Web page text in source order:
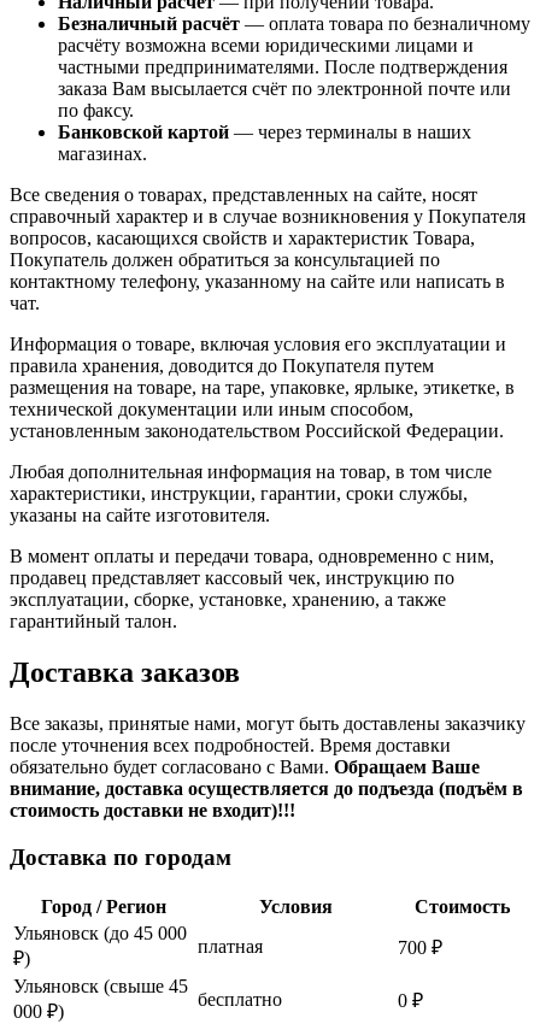
Безналичный расчёт — оплата товара по безналичному
расчёту возможна всеми юридическими лицами и
частными предпринимателями. После подтверждения
заказа Вам высылается счёт по электронной почте или
по факсу.
Банковской картой — через терминалы в наших
магазинах.
Все сведения о товарах, представленных на сайте, носят
справочный характер и в случае возникновения у Покупателя
вопросов, касающихся свойств и характеристик Товара,
Покупатель должен обратиться за консультацией по
контактному телефону, указанному на сайте или написать в
чат.
Информация о товаре, включая условия его эксплуатации и
правила хранения, доводится до Покупателя путем
размещения на товаре, на таре, упаковке, ярлыке, этикетке, в
технической документации или иным способом,
установленным законодательством Российской Федерации.
Любая дополнительная информация на товар, в том числе
характеристики, инструкции, гарантии, сроки службы,
указаны на сайте изготовителя.
В момент оплаты и передачи товара, одновременно с ним,
продавец представляет кассовый чек, инструкцию по
эксплуатации, сборке, установке, хранению, а также
гарантийный талон.
Доставка заказов
Все заказы, принятые нами, могут быть доставлены заказчику
после уточнения всех подробностей. Время доставки
обязательно будет согласовано с Вами. Обращаем Ваше
внимание, доставка осуществляется до подъезда (подъём в
стоимость доставки не входит)!!!
Доставка по городам
Город / Регион Условия
Стоимость
Ульяновск (до 45 000
₽)
платная
700 ₽
Ульяновск (свыше 45
000 ₽)
бесплатно
0 ₽